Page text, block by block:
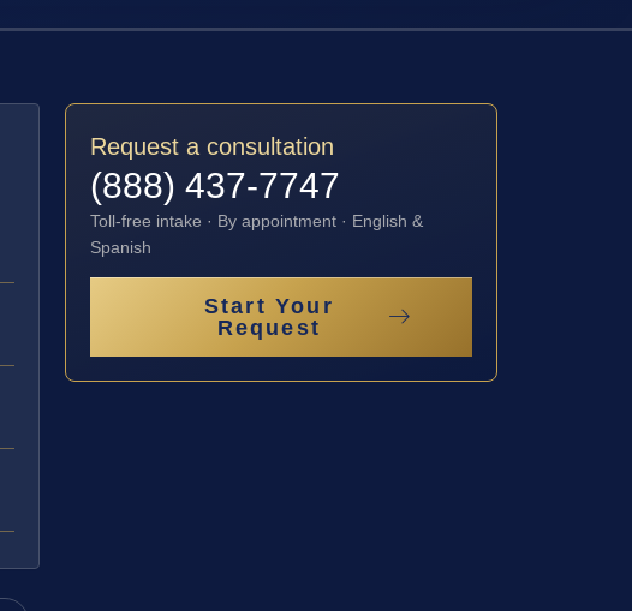
Request a consultation
(888) 437-7747
Toll-free intake · By appointment · English &
Spanish
Start Your
Request